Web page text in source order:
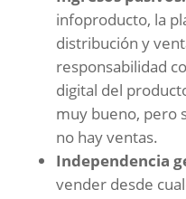
infoproducto, la
distribución y
responsabilidad
digital del
muy bueno, pero
no hay ventas.
Independencia
vender desde